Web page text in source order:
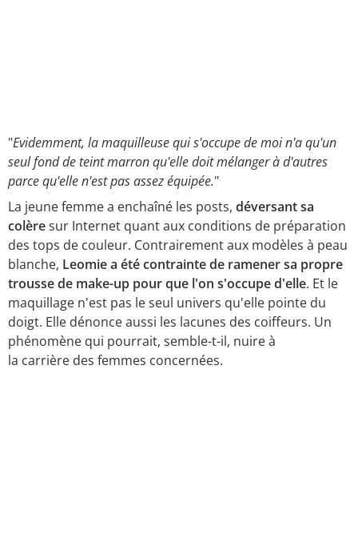
"Evidemment, la maquilleuse qui s'occupe de moi n'a qu'un
seul fond de teint marron qu'elle doit mélanger à d'autres
parce qu'elle n'est pas assez équipée."
La jeune femme a enchaîné les posts, déversant sa
colèresur Internet quant aux conditions de préparation
des tops de couleur. Contrairement aux modèles à peau
blanche, Leomie a été contrainte de ramener sa propre
trousse de make-up pour que l'on s'occupe d'elle. Et le
maquillage n'est pas le seul univers qu'elle pointe du
doigt. Elle dénonce aussi les lacunes des coiffeurs. Un
phénomène qui pourrait, semble-t-il, nuire à
la carrière des femmes concernées.